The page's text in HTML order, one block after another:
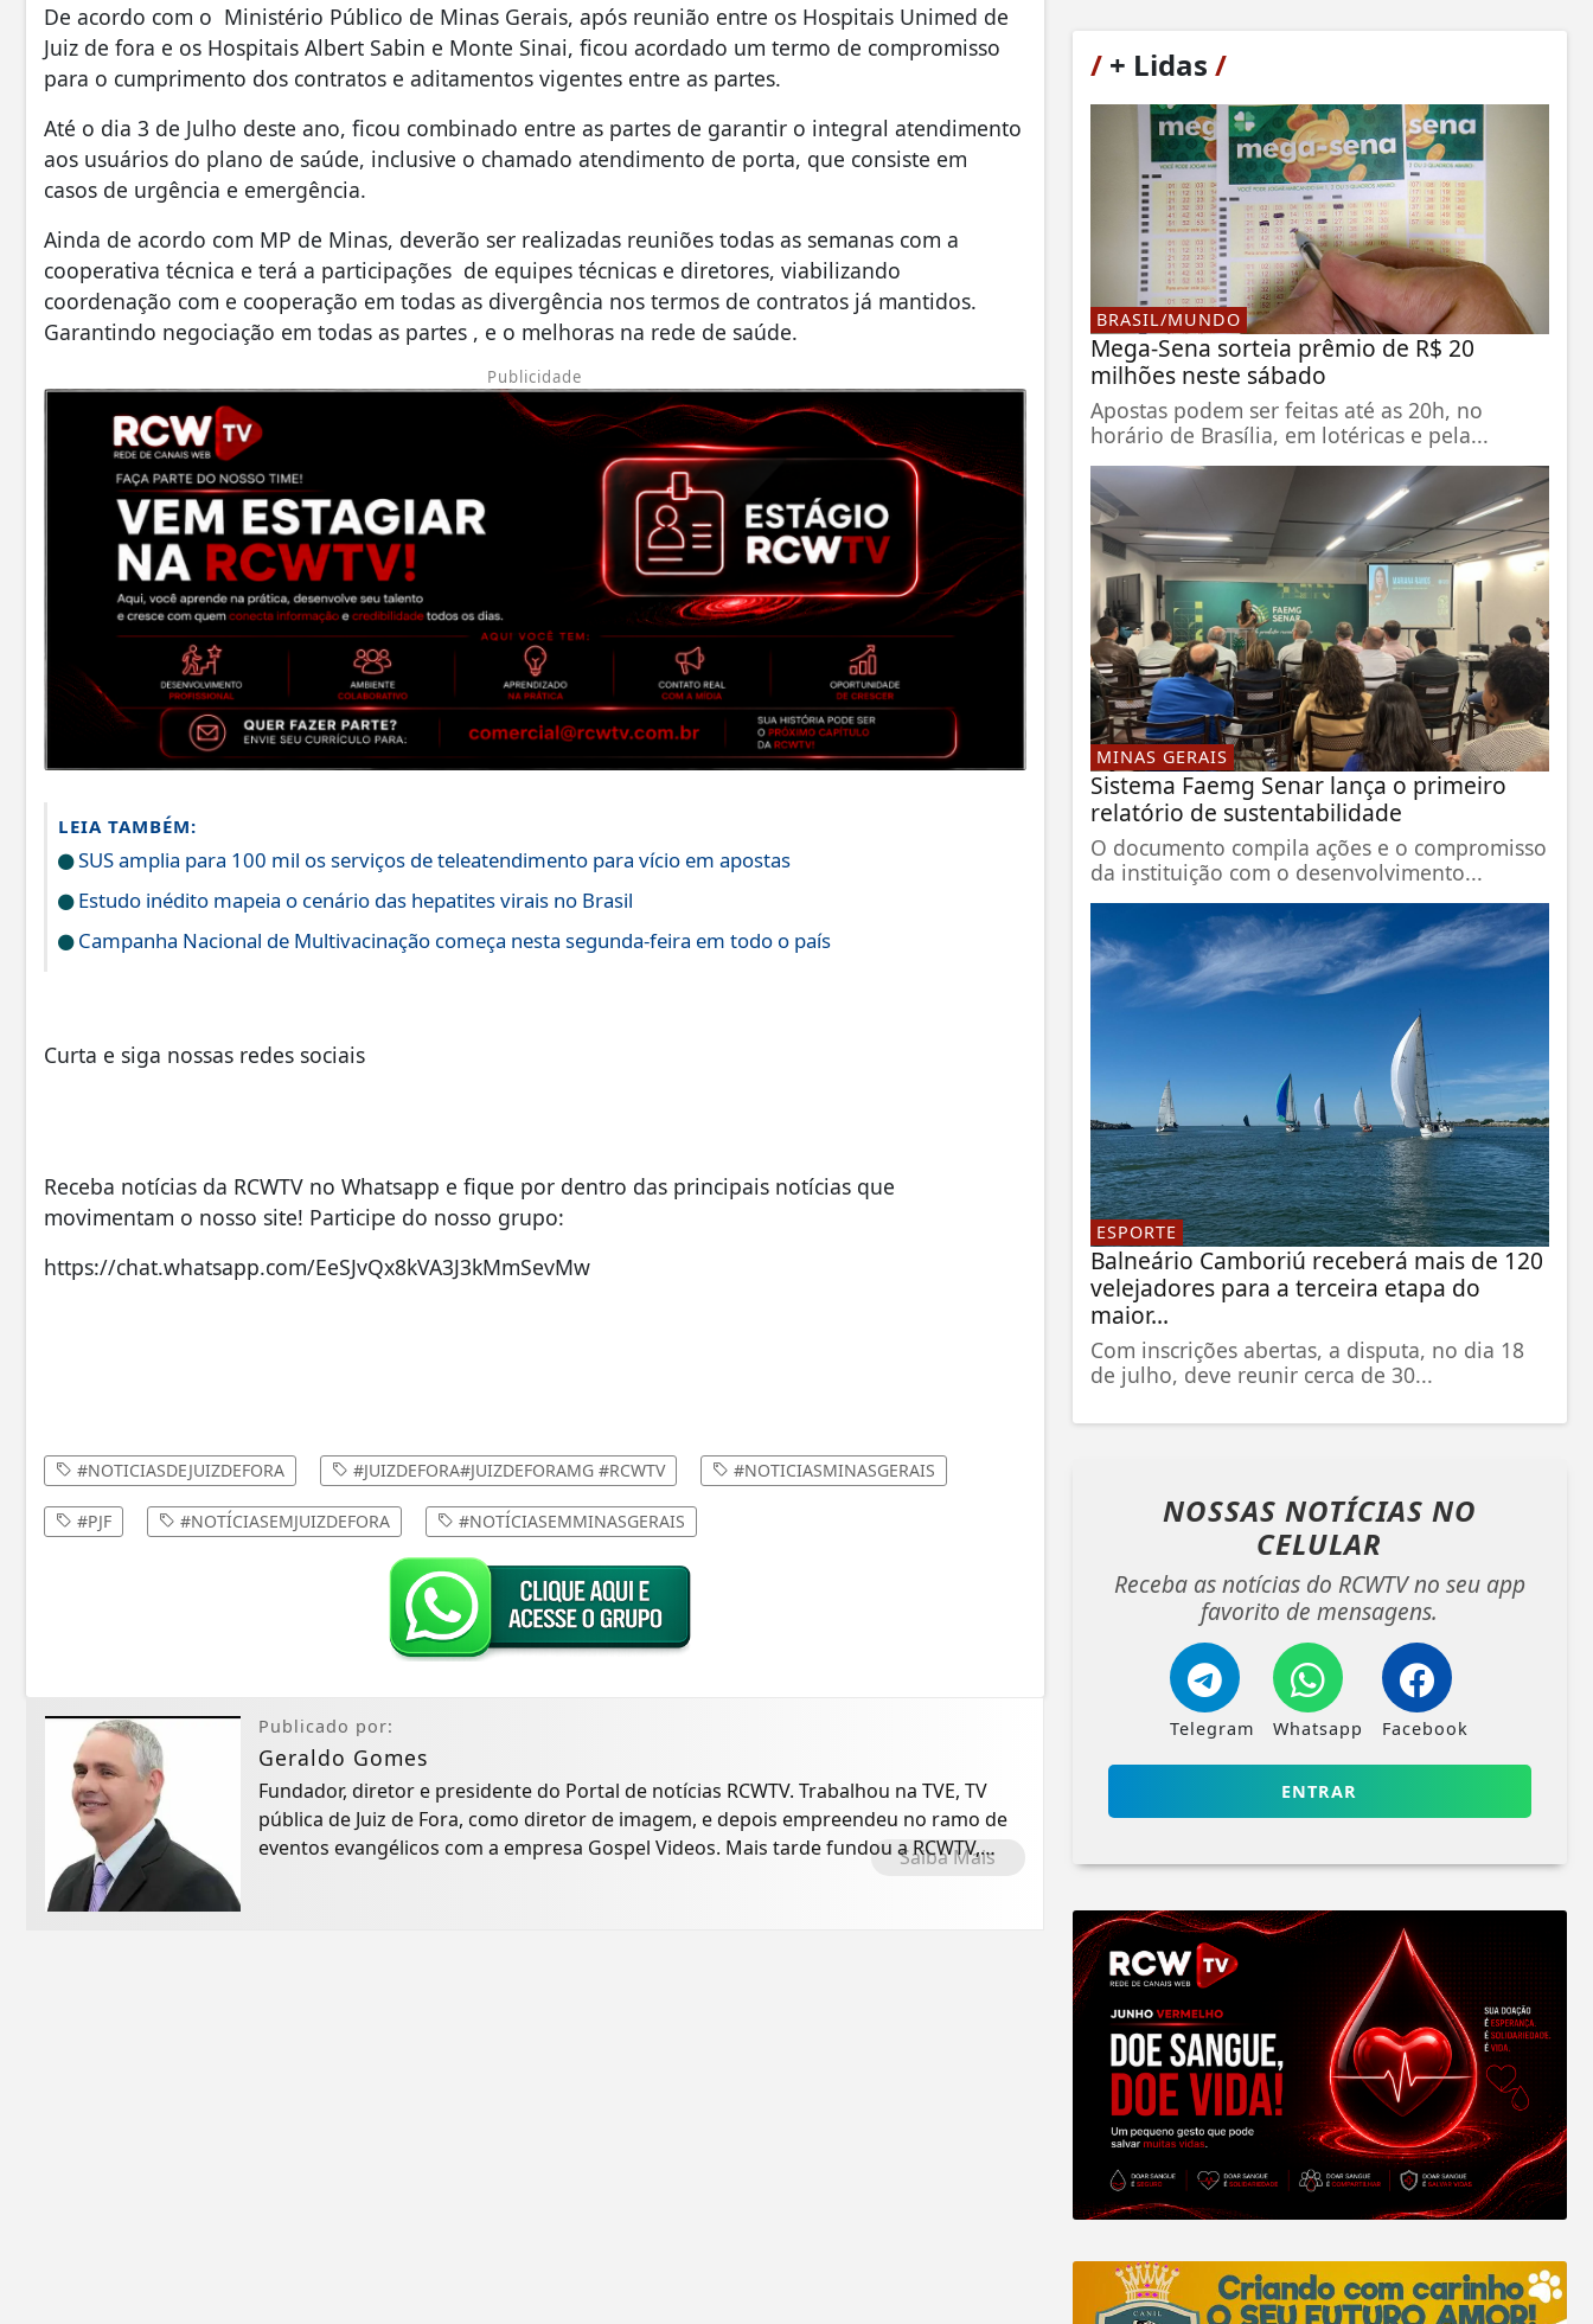
De acordo com o Ministério Público de Minas Gerais, após reunião entre os Hospitais Unimed de
Juiz de fora e os Hospitais Albert Sabin e Monte Sinai, ficou acordado um termo de compromisso
para o cumprimento dos contratos e aditamentos vigentes entre as partes.
Até o dia 3 de Julho deste ano, ficou combinado entre as partes de garantir o integral atendimento
aos usuários do plano de saúde, inclusive o chamado atendimento de porta, que consiste em
casos de urgência e emergência.
Ainda de acordo com MP de Minas, deverão ser realizadas reuniões todas as semanas com a
cooperativa técnica e terá a participações de equipes técnicas e diretores, viabilizando
coordenação com e cooperação em todas as divergência nos termos de contratos já mantidos.
Garantindo negociação em todas as partes , e o melhoras na rede de saúde.
Publicidade
LEIA TAMBÉM:
SUS amplia para 100 mil os serviços de teleatendimento para vício em apostas
Estudo inédito mapeia o cenário das hepatites virais no Brasil
Campanha Nacional de Multivacinação começa nesta segunda-feira em todo o país
Curta e siga nossas redes sociais
Receba notícias da RCWTV no Whatsapp e fique por dentro das principais notícias que
movimentam o nosso site! Participe do nosso grupo:
https://chat.whatsapp.com/EeSJvQx8kVA3J3kMmSevMw
#NOTICIASDEJUIZDEFORA #JUIZDEFORA#JUIZDEFORAMG #RCWTV #NOTICIASMINASGERAIS
#PJF #NOTÍCIASEMJUIZDEFORA #NOTÍCIASEMMINASGERAIS
Publicado por:
Geraldo Gomes
Fundador, diretor e presidente do Portal de notícias RCWTV. Trabalhou na TVE, TV
pública de Juiz de Fora, como diretor de imagem, e depois empreendeu no ramo de
eventos evangélicos com a empresa Gospel Videos. Mais tarde fundou a RCWTV,
Saiba Mais
/+ Lidas /
BRASIL/MUNDO
Mega-Sena sorteia prêmio de R$ 20
milhões neste sábado
Apostas podem ser feitas até as 20h, no
horário de Brasília, em lotéricas e pela...
MINAS GERAIS
Sistema Faemg Senar lança o primeiro
relatório de sustentabilidade
O documento compila ações e o compromisso
da instituição com o desenvolvimento...
ESPORTE
Balneário Camboriú receberá mais de 120
velejadores para a terceira etapa do
maior...
Com inscrições abertas, a disputa, no dia 18
de julho, deve reunir cerca de 30...
NOSSAS NOTÍCIAS NO
CELULAR
Receba as notícias do RCWTV no seu app
favorito de mensagens.
Telegram Whatsapp Facebook
ENTRAR